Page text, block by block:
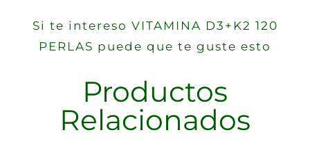
Si te intereso VITAMINA D3+K2 120
PERLAS puede que te guste esto
Productos
Relacionados